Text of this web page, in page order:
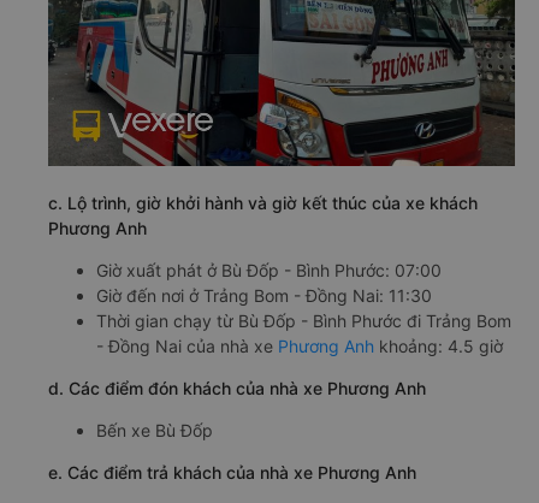
c. Lộ trình, giờ khởi hành và giờ kết thúc của xe khách
Phương Anh
Giờ xuất phát ở Bù Đốp - Bình Phước: 07:00
Giờ đến nơi ở Trảng Bom - Đồng Nai: 11:30
Thời gian chạy từ Bù Đốp - Bình Phước đi Trảng Bom
- Đồng Nai của nhà xe Phương Anh khoảng: 4.5 giờ
d. Các điểm đón khách của nhà xe Phương Anh
Bến xe Bù Đốp
e. Các điểm trả khách của nhà xe Phương Anh